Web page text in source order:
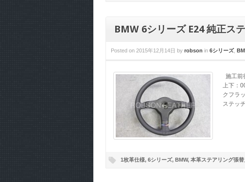
BMW 6シリーズ E24 純正ス
Posted on 2015年12月14日 by robson in 6シリーズ,
施工前
上下：
クフラ
ステッ
1枚革仕様, 6シリーズ, BMW, 本革ステアリング張替